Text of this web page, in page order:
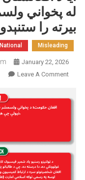
له پخواني
بیرته را
Misleading
National
January 22, 2026
Leave A Comment
On
د
هم
له